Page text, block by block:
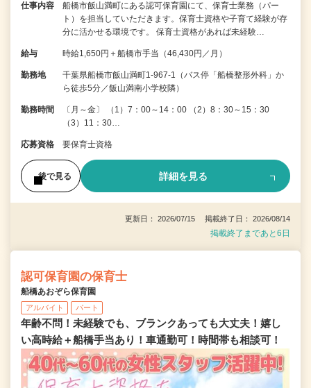
仕事内容
船橋市飯山満町にある認可保育園にて、保育士業務（パー
ト）を担当していただきます。保育士資格や子育て経験が存
分に活かせる環境です。 保育士資格があれば未経験…
給与 時給1,650円＋船橋市手当（46,430円／月）
勤務地
千葉県船橋市飯山満町1-967-1（バス停「船橋整形外科」か
ら徒歩5分／飯山満南小学校隣）
勤務時間
〔月～金〕 （1）7：00～14：00 （2）8：30～15：30
（3）11：30…
応募資格 要保育士資格
後で見る 詳細を見る
更新日： 2026/07/15 掲載終了日： 2026/08/14
掲載終了まであと6日
認可保育園の保育士
船橋あおぞら保育園
アルバイト パート
年齢不問！未経験でも、ブランクあっても大丈夫！嬉し
い高時給＋船橋手当あり！車通勤可！時間帯も相談可！